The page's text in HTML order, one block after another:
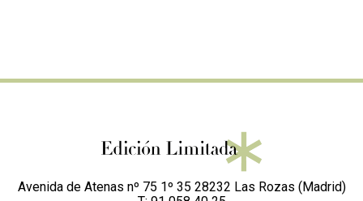
Avenida de Atenas nº 75 1º 35 28232 Las Rozas (Madrid)